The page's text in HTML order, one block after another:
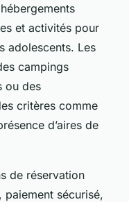
et activités pour
adolescents. Les
campings
ou des
critères comme
d’aires de
de réservation
sécurisé,